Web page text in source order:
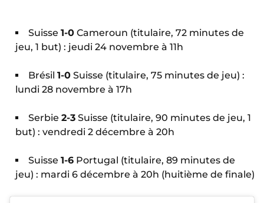
Suisse 1-0 Cameroun (titulaire, 72 minutes de
jeu, 1 but) : jeudi 24 novembre à 11h
Brésil 1-0 Suisse (titulaire, 75 minutes de jeu) :
lundi 28 novembre à 17h
Serbie 2-3 Suisse (titulaire, 90 minutes de jeu, 1
but) : vendredi 2 décembre à 20h
Suisse 1-6 Portugal (titulaire, 89 minutes de
jeu) : mardi 6 décembre à 20h (huitième de finale)